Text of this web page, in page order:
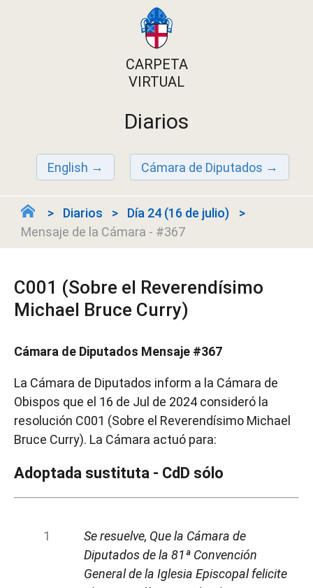
CARPETA
VIRTUAL
Diarios
English Cámara de Diputados
Diarios
Día 24 (16 de julio)
Mensaje de la Cámara - #367
C001 (Sobre el Reverendísimo
Michael Bruce Curry)
Cámara de Diputados Mensaje #367
La Cámara de Diputados inform a la Cámara de
Obispos que el 16 de Jul de 2024 consideró la
resolución C001 (Sobre el Reverendísimo Michael
Bruce Curry). La Cámara actuó para:
Adoptada sustituta - CdD sólo
Se resuelve, Que la Cámara de
Diputados de la 81ª Convención
General de la Iglesia Episcopal felicite